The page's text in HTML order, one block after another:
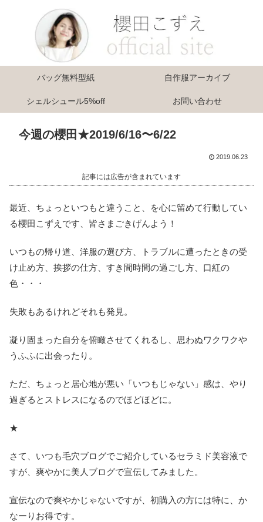
バッグ無料型紙 自作服アーカイブ
シェルシュール5%off お問い合わせ
今週の櫻田★2019/6/16〜6/22
2019.06.23
記事には広告が含まれています
最近、ちょっといつもと違うこと、を心に留めて行動してい
る櫻田こずえです、皆さまごきげんよう！
いつもの帰り道、洋服の選び方、トラブルに遭ったときの受
け止め方、挨拶の仕方、すき間時間の過ごし方、口紅の
色・・・
失敗もあるけれどそれも発見。
凝り固まった自分を俯瞰させてくれるし、思わぬワクワクや
うふふに出会ったり。
ただ、ちょっと居心地が悪い「いつもじゃない」感は、やり
過ぎるとストレスになるのでほどほどに。
★
さて、いつも毛穴ブログでご紹介しているセラミド美容液で
すが、爽やかに美人ブログで宣伝してみました。
宣伝なので爽やかじゃないですが、初購入の方には特に、か
なーりお得です。